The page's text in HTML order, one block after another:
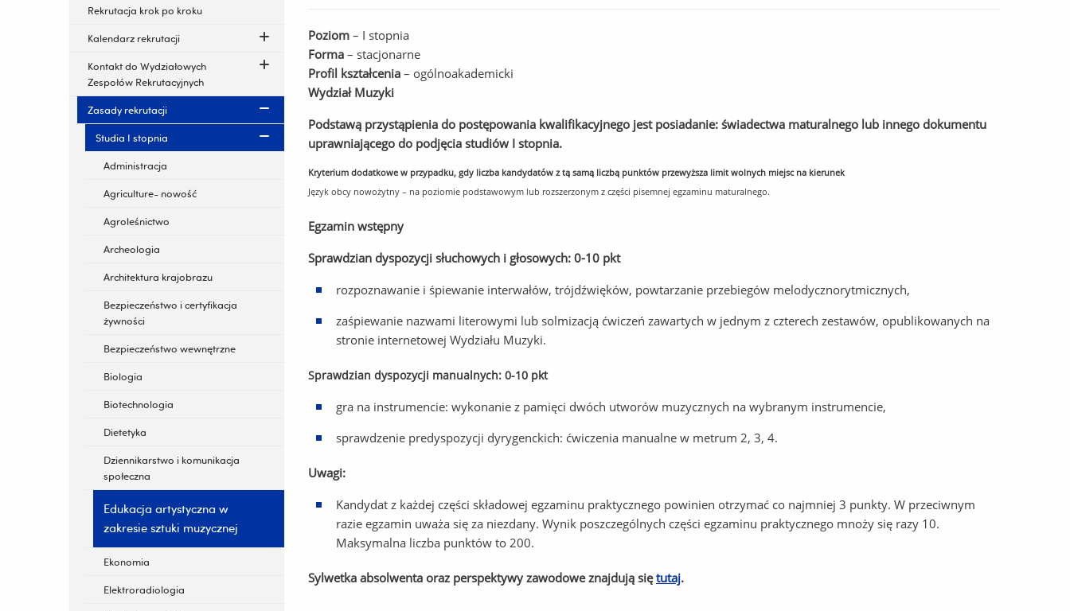
Rekrutacja krok po kroku
Kalendarz rekrutacji
Kontakt do Wydziałowych
Zespołów Rekrutacyjnych
Zasady rekrutacji
Studia I stopnia
Administracja
Agriculture- nowość
Agroleśnictwo
Archeologia
Architektura krajobrazu
Bezpieczeństwo i certyfikacja
żywności
Bezpieczeństwo wewnętrzne
Biologia
Biotechnologia
Dietetyka
Dziennikarstwo i komunikacja
społeczna
Edukacja artystyczna w
zakresie sztuki muzycznej
Ekonomia
Elektroradiologia
Poziom – I stopnia
Forma – stacjonarne
Profil kształcenia – ogólnoakademicki
Wydział Muzyki
Podstawą przystąpienia do postępowania kwalifikacyjnego jest posiadanie: świadectwa maturalnego lub innego dokumentu
uprawniającego do podjęcia studiów I stopnia.
Kryterium dodatkowe w przypadku, gdy liczba kandydatów z tą samą liczbą punktów przewyższa limit wolnych miejsc na kierunek
Język obcy nowożytny – na poziomie podstawowym lub rozszerzonym z części pisemnej egzaminu maturalnego.
Egzamin wstępny
Sprawdzian dyspozycji słuchowych i głosowych: 0-10 pkt
rozpoznawanie i śpiewanie interwałów, trójdźwięków, powtarzanie przebiegów melodycznorytmicznych,
zaśpiewanie nazwami literowymi lub solmizacją ćwiczeń zawartych w jednym z czterech zestawów, opublikowanych na
stronie internetowej Wydziału Muzyki.
Sprawdzian dyspozycji manualnych: 0-10 pkt
gra na instrumencie: wykonanie z pamięci dwóch utworów muzycznych na wybranym instrumencie,
sprawdzenie predyspozycji dyrygenckich: ćwiczenia manualne w metrum 2, 3, 4.
Uwagi:
Kandydat z każdej części składowej egzaminu praktycznego powinien otrzymać co najmniej 3 punkty. W przeciwnym
razie egzamin uważa się za niezdany. Wynik poszczególnych części egzaminu praktycznego mnoży się razy 10.
Maksymalna liczba punktów to 200.
Sylwetka absolwenta oraz perspektywy zawodowe znajdują siętutaj.